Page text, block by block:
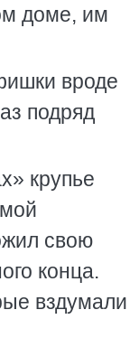
доме, им
вроде
подряд
крупье
свою
конца.
вздумали